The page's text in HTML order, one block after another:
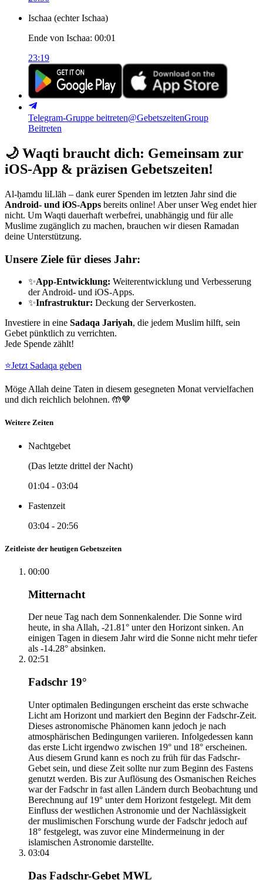
Ischaa (echter Ischaa)
Ende von Ischaa: 00:01
23:19
Telegram-Gruppe beitreten@GebetszeitenGroup
Beitreten
🌙 Waqti braucht dich: Gemeinsam zur
iOS-App & präzisen Gebetszeiten!
Al-ḥamdu liLlāh – dank eurer Spenden im letzten Jahr sind die
Android- und iOS-Apps bereits online! Aber unser Weg endet hier
nicht. Um Waqti dauerhaft werbefrei, unabhängig und für alle
Muslime zugänglich zu machen, brauchen wir diesen Ramadan
deine Unterstützung.
Unsere Ziele für dieses Jahr:
✨App-Entwicklung: Weiterentwicklung und Verbesserung
der Android- und iOS-Apps.
✨Infrastruktur: Deckung der Serverkosten.
Investiere in eine Sadaqa Jariyah, die jedem Muslim hilft, sein
Gebet pünktlich zu verrichten.
Jede Spende zählt!
⭐Jetzt Sadaqa geben
Möge Allah deine Taten in diesem gesegneten Monat vervielfachen
und dich reichlich belohnen. 🤲💙
Weitere Zeiten
Nachtgebet
(Das letzte drittel der Nacht)
01:04 - 03:04
Fastenzeit
03:04 - 20:56
Zeitleiste der heutigen Gebetszeiten
00:00
Mitternacht
Der neue Tag nach dem Sonnenkalender. Die Sonne wird
heute, in sha Allah, -21.81° unter den Horizont sinken. An
einigen Tagen in diesem Jahr wird die Sonne nicht mehr tiefer
als -14.28° absinken.
02:51
Fadschr 19°
Unter optimalen Bedingungen erscheint das erste schwache
Licht am Horizont und markiert den Beginn der Fadschr-Zeit.
Dieses astronomische Phänomen kann jedoch je nach
atmosphärischen Bedingungen variieren. Infolgedessen kann
das erste Licht irgendwo zwischen 19° und 18° erscheinen.
Aus diesem Grund kann es noch zu früh für das Fadschr-
Gebet sein, und diese Zeit sollte nur zum Beginn des Fastens
genutzt werden. Bis zur Auflösung des Osmanischen Reiches
war der Fadschr in fast allen Ländern durch Beobachtung und
Berechnung auf 19° unter dem Horizont festgelegt. Mit dem
Einfluss der westlichen Astronomie und der Nachlässigkeit
der muslimischen Forschung wurde der Fadschr jedoch auf
18° festgelegt, was zuvor eine Mindermeinung in der
islamischen Astronomie darstellte.
03:04
Das Fadschr-Gebet MWL